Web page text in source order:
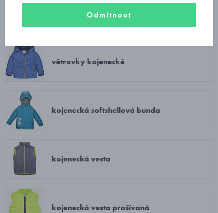
kojenecké bundy zateplené
větrovky kojenecké
kojenecká softshellová bunda
kojenecká vesta
kojenecká vesta prošívaná
Odmítnout